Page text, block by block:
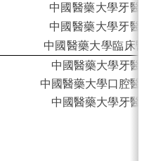
中國醫藥大學牙醫
中國醫藥大學牙醫
中國醫藥大學臨床
中國醫藥大學牙醫
中國醫藥大學口腔醫
中國醫藥大學牙醫